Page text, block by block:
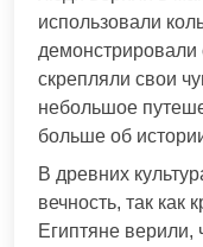
использовали
демонстрировали
скрепляли свои
небольшое
больше об
В древних
вечность, так как
Египтяне верили,